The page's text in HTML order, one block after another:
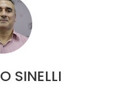
SINELLI